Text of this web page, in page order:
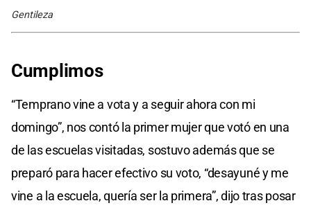
Gentileza
Cumplimos
“Temprano vine a vota y a seguir ahora con mi
domingo”, nos contó la primer mujer que votó en una
de las escuelas visitadas, sostuvo además que se
preparó para hacer efectivo su voto, “desayuné y me
vine a la escuela, quería ser la primera”, dijo tras posar